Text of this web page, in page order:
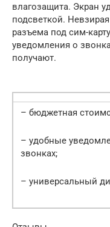
влагозащита. Экран
подсветкой.
разъема под сим-
уведомления о
получают.
– бюджетная
– удобные
звонках;
– универсальный